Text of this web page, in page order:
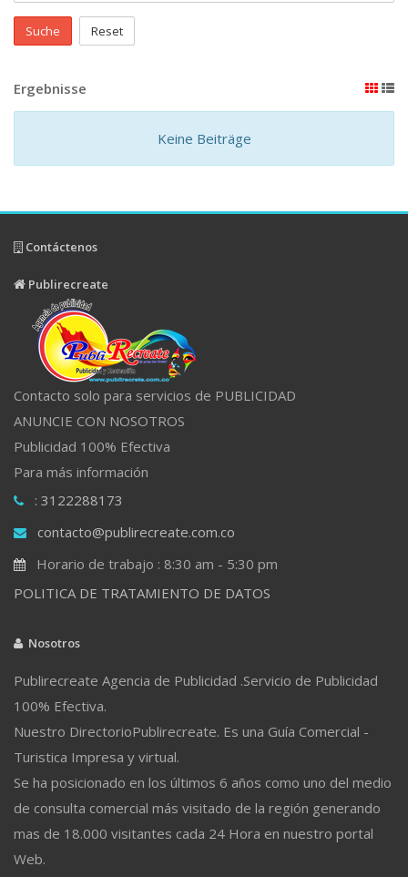
Suche Reset
Ergebnisse
Keine Beiträge
Contáctenos
Publirecreate
Contacto solo para servicios de PUBLICIDAD
ANUNCIE CON NOSOTROS
Publicidad 100% Efectiva
Para más información
: 3122288173
contacto@publirecreate.com.co
Horario de trabajo : 8:30 am - 5:30 pm
POLITICA DE TRATAMIENTO DE DATOS
Nosotros
Publirecreate Agencia de Publicidad .Servicio de Publicidad
100% Efectiva.
Nuestro DirectorioPublirecreate. Es una Guía Comercial -
Turistica Impresa y virtual.
Se ha posicionado en los últimos 6 años como uno del medio
de consulta comercial más visitado de la región generando
mas de 18.000 visitantes cada 24 Hora en nuestro portal
Web.